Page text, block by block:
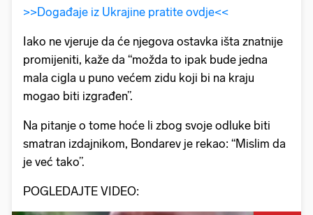
>>Događaje iz Ukrajine pratite ovdje<<
Iako ne vjeruje da će njegova ostavka išta znatnije
promijeniti, kaže da “možda to ipak bude jedna
mala cigla u puno većem zidu koji bi na kraju
mogao biti izgrađen”.
Na pitanje o tome hoće li zbog svoje odluke biti
smatran izdajnikom, Bondarev je rekao: “Mislim da
je već tako”.
POGLEDAJTE VIDEO: